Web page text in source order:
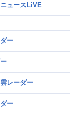
ュースLiVE
ー
レーダー
ー